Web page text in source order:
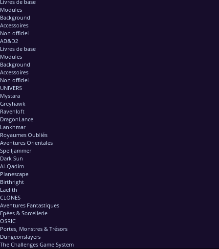
Livres de base
Modules
Background
Accessoires
Non officiel
AD&D2
Livres de base
Modules
Background
Accessoires
Non officiel
UNIVERS
Mystara
Greyhawk
Ravenloft
DragonLance
Lankhmar
Royaumes Oubliés
Aventures Orientales
Spelljammer
Dark Sun
Al-Qadim
Planescape
Birthright
Laelith
CLONES
Aventures Fantastiques
Epées & Sorcellerie
OSRIC
Portes, Monstres & Trésors
Dungeonslayers
The Challenges Game System